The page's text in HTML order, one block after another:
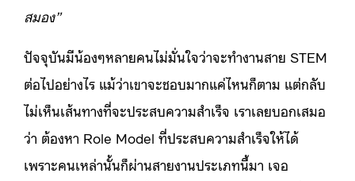
สมอง”
ปัจจุบันมีน้องๆหลายคนไม่มั่นใจว่าจะทำงานสาย STEM
ต่อไปอย่างไร แม้ว่าเขาจะชอบมากแค่ไหนก็ตาม แต่กลับ
ไม่เห็นเส้นทางที่จะประสบความสำเร็จ เราเลยบอกเสมอ
ว่า ต้องหา Role Model ที่ประสบความสำเร็จให้ได้
เพราะคนเหล่านั้นก็ผ่านสายงานประเภทนี้มา เจอ